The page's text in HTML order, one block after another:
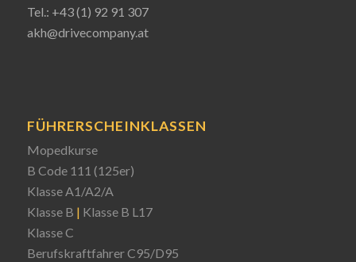
Tel.: +43 (1) 92 91 307
akh@drivecompany.at
FÜHRERSCHEINKLASSEN
Mopedkurse
B Code 111 (125er)
Klasse A1/A2/A
Klasse B | Klasse B L17
Klasse C
Berufskraftfahrer C95/D95